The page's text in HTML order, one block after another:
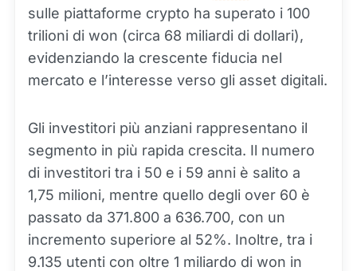
sulle piattaforme crypto ha superato i 100
trilioni di won (circa 68 miliardi di dollari),
evidenziando la crescente fiducia nel
mercato e l’interesse verso gli asset digitali.
Gli investitori più anziani rappresentano il
segmento in più rapida crescita. Il numero
di investitori tra i 50 e i 59 anni è salito a
1,75 milioni, mentre quello degli over 60 è
passato da 371.800 a 636.700, con un
incremento superiore al 52%. Inoltre, tra i
9.135 utenti con oltre 1 miliardo di won in